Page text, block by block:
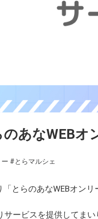
のあなWEB
#とらマルシェ
「とらのあなWEBオン
サービスを提供してま